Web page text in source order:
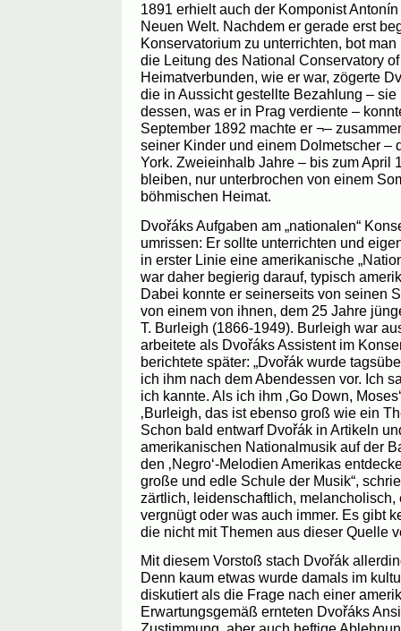
1891 erhielt auch der Komponist
Neuen Welt. Nachdem er gerade erst
Konservatorium zu unterrichten, bot
die Leitung des National Conservatory
Heimatverbunden, wie er war, zögerte
die in Aussicht gestellte Bezahlung –
dessen, was er in Prag verdiente –
September 1892 machte er ¬–
seiner Kinder und einem Dolmetscher –
York. Zweieinhalb Jahre – bis zum April
bleiben, nur unterbrochen von einem
böhmischen Heimat.
Dvořáks Aufgaben am „nationalen“
umrissen: Er sollte unterrichten und
in erster Linie eine amerikanische
war daher begierig darauf, typisch
Dabei konnte er seinerseits von seinen
von einem von ihnen, dem 25 Jahre
T. Burleigh (1866-1949). Burleigh war
arbeitete als Dvořáks Assistent im
berichtete später: „Dvořák wurde
ich ihm nach dem Abendessen vor. Ich
ich kannte. Als ich ihm ‚Go Down,
‚Burleigh, das ist ebenso groß wie ein
Schon bald entwarf Dvořák in Artikeln
amerikanischen Nationalmusik auf der
den ‚Negro‘-Melodien Amerikas
große und edle Schule der Musik“,
zärtlich, leidenschaftlich, melancholisch,
vergnügt oder was auch immer. Es gibt
die nicht mit Themen aus dieser Quelle
Mit diesem Vorstoß stach Dvořák
Denn kaum etwas wurde damals im
diskutiert als die Frage nach einer
Erwartungsgemäß ernteten Dvořáks